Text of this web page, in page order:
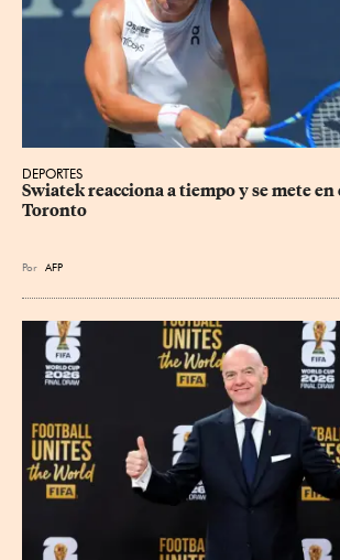
DEPORTES
Swiatek reacciona a tiempo y se mete en
Toronto
Por AFP